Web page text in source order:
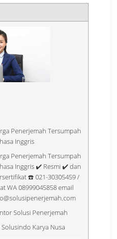
Penerjemah Tersumpah
Inggris
Penerjemah Tersumpah
Inggris ✔️ Resmi ✔️ dan
☎️ 021-30305459 /
WA 08999045858 email
Solusi Penerjemah
Solusindo Karya Nusa